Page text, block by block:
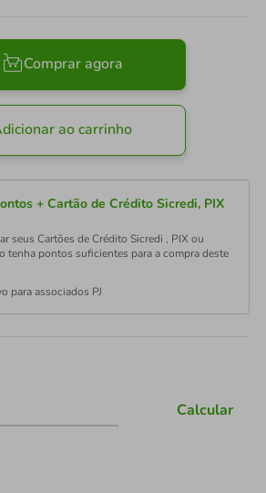
Comprar agora
ao carrinho
+ Cartão de Crédito Sicredi, PIX
seus Cartões de Crédito Sicredi , PIX ou
tenha pontos suficientes para a compra deste
para associados PJ
Calcular